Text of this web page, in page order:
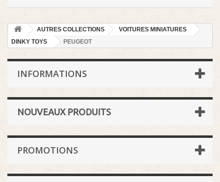
AUTRES COLLECTIONS
VOITURES MINIATURES
DINKY TOYS
PEUGEOT
INFORMATIONS
NOUVEAUX PRODUITS
PROMOTIONS